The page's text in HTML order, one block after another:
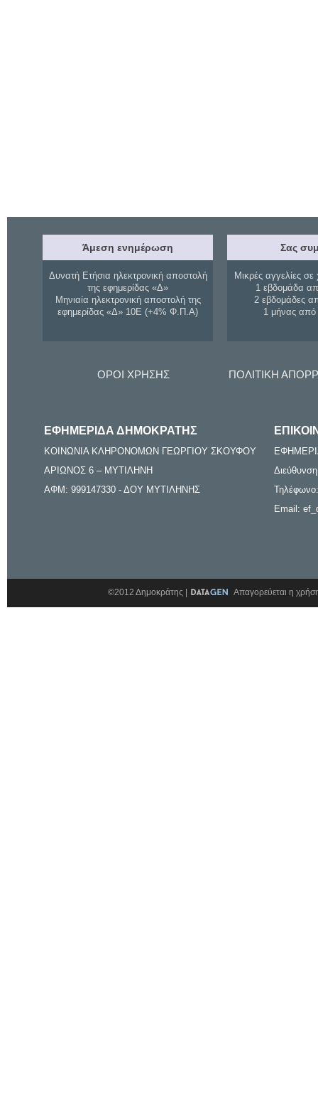
Άμεση ενημέρωση
Δυνατή Ετήσια ηλεκτρονική αποστολή
της εφημερίδας «Δ»
Μηνιαία ηλεκτρονική αποστολή της
εφημερίδας «Δ» 10Ε (+4% Φ.Π.Α)
Σας
Μικρές αγγελίες σε
1 εβδομάδα
2 εβδομάδες
1 μήνας
ΟΡΟΙ ΧΡΗΣΗΣ ΠΟΛΙΤΙΚΗ
ΕΦΗΜΕΡΙΔΑ ΔΗΜΟΚΡΑΤΗΣ
ΚΟΙΝΩΝΙΑ ΚΛΗΡΟΝΟΜΩΝ ΓΕΩΡΓΙΟΥ ΣΚΟΥΦΟΥ
ΑΡΙΩΝΟΣ 6 – ΜΥΤΙΛΗΝΗ
ΑΦΜ: 999147330 - ΔΟΥ ΜΥΤΙΛΗΝΗΣ
Email:
©2012 Δημοκράτης | Απαγορεύεται η